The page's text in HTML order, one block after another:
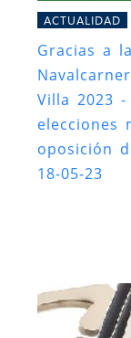
ACTUALIDAD
Gracias a
Villa 2023
elecciones
oposición
18-05-23